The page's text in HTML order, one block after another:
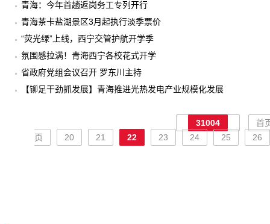
青海：今年首趟返岗务工专列开行
青海茶卡盐湖景区3月起执行淡季票价
“荧光绿”上线，西宁交管护航开学季
氛围感拉满！青海西宁各校花式开学
省政府党组会议召开 罗东川主持
【铆足干劲抓发展】青海推进光热发电产业规模化发展
31004
首
页
20 21 22 23 24 25 26